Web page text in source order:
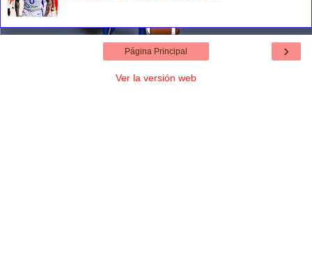
›
Página Principal
Ver la versión web